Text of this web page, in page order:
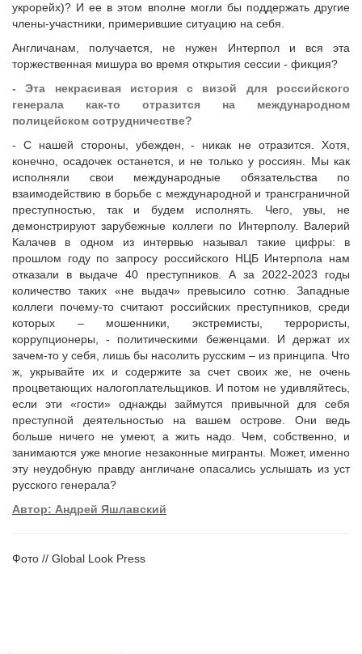
укрорейх)? И ее в этом вполне могли бы поддержать другие
члены-участники, примерившие ситуацию на себя.
Англичанам, получается, не нужен Интерпол и вся эта
торжественная мишура во время открытия сессии - фикция?
- Эта некрасивая история с визой для российского
генерала как-то отразится на международном
полицейском сотрудничестве?
- С нашей стороны, убежден, - никак не отразится. Хотя,
конечно, осадочек останется, и не только у россиян. Мы как
исполняли свои международные обязательства по
взаимодействию в борьбе с международной и трансграничной
преступностью, так и будем исполнять. Чего, увы, не
демонстрируют зарубежные коллеги по Интерполу. Валерий
Калачев в одном из интервью называл такие цифры: в
прошлом году по запросу российского НЦБ Интерпола нам
отказали в выдаче 40 преступников. А за 2022-2023 годы
количество таких «не выдач» превысило сотню. Западные
коллеги почему-то считают российских преступников, среди
которых – мошенники, экстремисты, террористы,
коррупционеры, - политическими беженцами. И держат их
зачем-то у себя, лишь бы насолить русским – из принципа. Что
ж, укрывайте их и содержите за счет своих же, не очень
процветающих налогоплательщиков. И потом не удивляйтесь,
если эти «гости» однажды займутся привычной для себя
преступной деятельностью на вашем острове. Они ведь
больше ничего не умеют, а жить надо. Чем, собственно, и
занимаются уже многие незаконные мигранты. Может, именно
эту неудобную правду англичане опасались услышать из уст
русского генерала?
Автор: Андрей Яшлавский
Фото // Global Look Press